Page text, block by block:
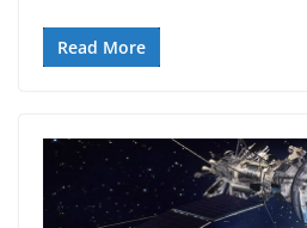
Read More